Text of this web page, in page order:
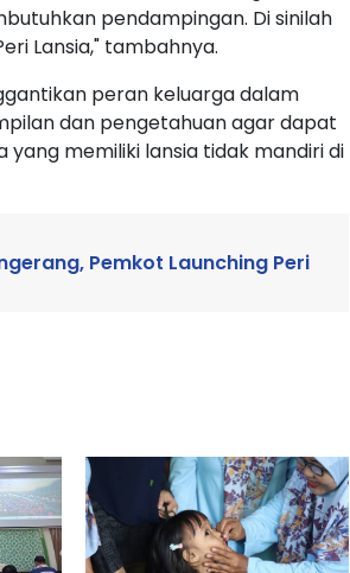
pendampingan. Di sinilah
Lansia," tambahnya.
peran keluarga dalam
dan pengetahuan agar dapat
memiliki lansia tidak mandiri di
Pemkot Launching Peri